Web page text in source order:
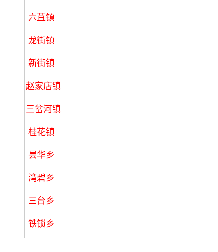
六苴镇
龙街镇
新街镇
赵家店镇
三岔河镇
桂花镇
昙华乡
湾碧乡
三台乡
铁锁乡